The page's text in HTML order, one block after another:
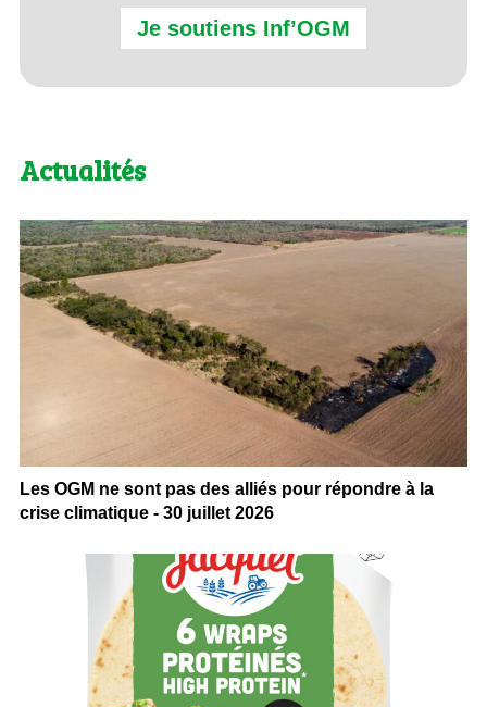
Je soutiens Inf’OGM
Actualités
Les OGM ne sont pas des alliés pour répondre à la
crise climatique - 30 juillet 2026